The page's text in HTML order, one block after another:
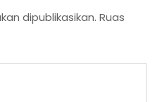
dipublikasikan. Ruas